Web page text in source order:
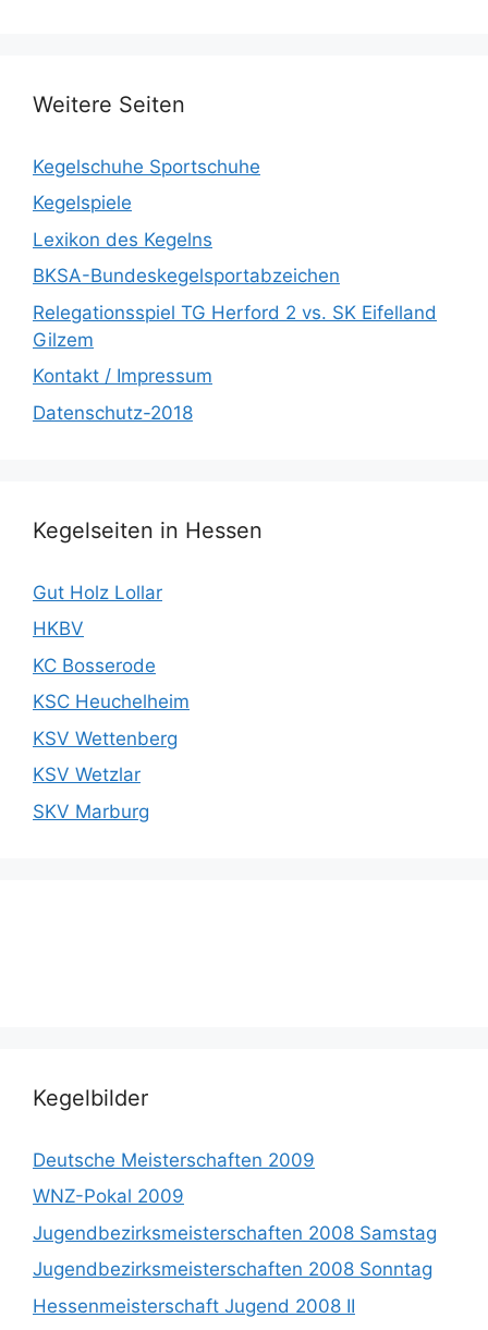
Weitere Seiten
Kegelschuhe Sportschuhe
Kegelspiele
Lexikon des Kegelns
BKSA-Bundeskegelsportabzeichen
Relegationsspiel TG Herford 2 vs. SK Eifelland
Gilzem
Kontakt / Impressum
Datenschutz-2018
Kegelseiten in Hessen
Gut Holz Lollar
HKBV
KC Bosserode
KSC Heuchelheim
KSV Wettenberg
KSV Wetzlar
SKV Marburg
Kegelbilder
Deutsche Meisterschaften 2009
WNZ-Pokal 2009
Jugendbezirksmeisterschaften 2008 Samstag
Jugendbezirksmeisterschaften 2008 Sonntag
Hessenmeisterschaft Jugend 2008 II